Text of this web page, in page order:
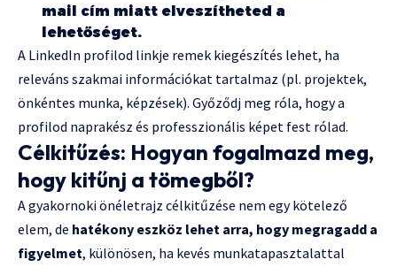
mail cím miatt elveszítheted a
lehetőséget.
A LinkedIn profilod linkje remek kiegészítés lehet, ha
releváns szakmai információkat tartalmaz (pl. projektek,
önkéntes munka, képzések). Győződj meg róla, hogy a
profilod naprakész és professzionális képet fest rólad.
Célkitűzés: Hogyan fogalmazd meg,
hogy kitűnj a tömegből?
A gyakornoki önéletrajz célkitűzése nem egy kötelező
elem, de hatékony eszköz lehet arra, hogy megragadd a
figyelmet, különösen, ha kevés munkatapasztalattal